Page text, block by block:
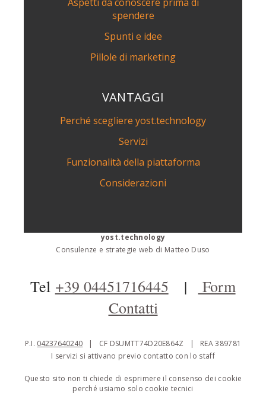
spendere
Spunti e idee
Pillole di marketing
VANTAGGI
Perché scegliere yost.technology
Servizi
Funzionalità della piattaforma
Considerazioni
yost.technology
Consulenze e strategie web di Matteo Duso
Tel +39 04451716445 |
Form
Contatti
P.I. 04237640240 | CF DSUMTT74D20E864Z | REA 389781
I servizi si attivano previo contatto con lo staff
Questo sito non ti chiede di esprimere il consenso dei cookie
perché usiamo solo cookie tecnici